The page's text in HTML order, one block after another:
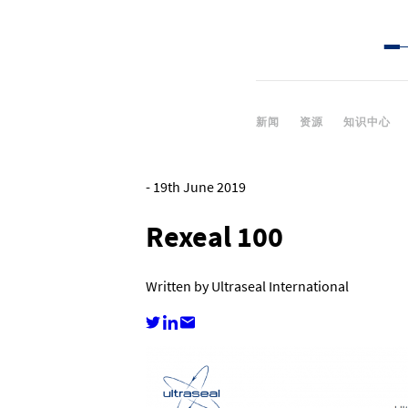
新闻 资源 知识中心
-19th June 2019
Rexeal 100
Written by Ultraseal International